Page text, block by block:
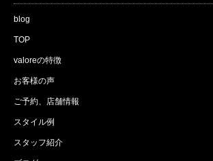
blog
TOP
valoreの特徴
お客様の声
ご予約、店舗情報
スタイル例
スタッフ紹介